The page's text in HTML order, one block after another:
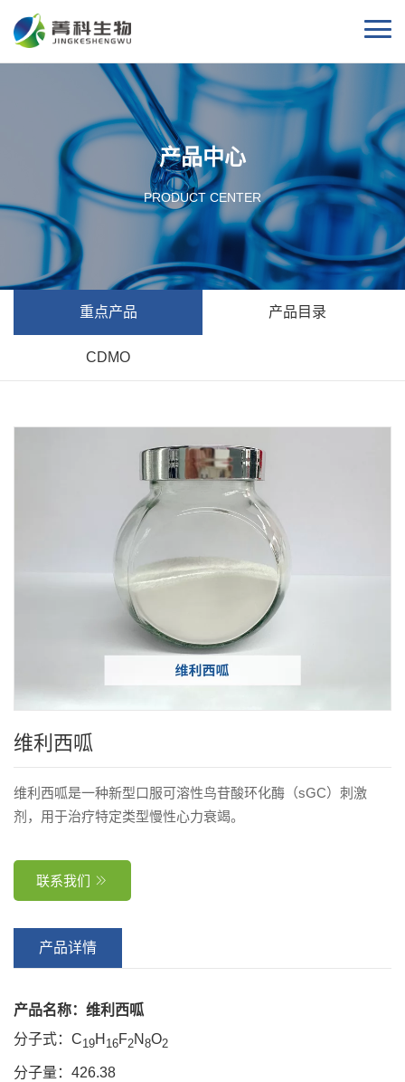
产品中心
PRODUCT CENTER
重点产品 产品目录
CDMO
维利西呱
维利西呱是一种新型口服可溶性鸟苷酸环化酶（sGC）刺激
剂，用于治疗特定类型慢性心力衰竭。
联系我们 
产品详情
产品名称：维利西呱
分子式：C19H 16F2N 8O2
分子量：426.38